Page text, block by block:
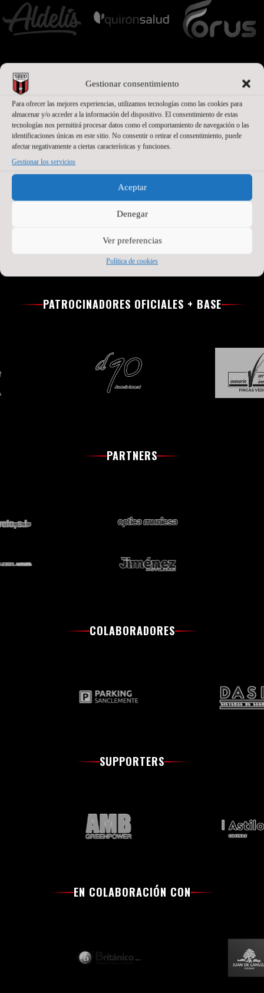
Gestionar consentimiento
Para ofrecer las mejores experiencias, utilizamos tecnologías como las cookies para
almacenar y/o acceder a la información del dispositivo. El consentimiento de estas
tecnologías nos permitirá procesar datos como el comportamiento de navegación o las
identificaciones únicas en este sitio. No consentir o retirar el consentimiento, puede
afectar negativamente a ciertas características y funciones.
Gestionar los servicios
Aceptar
Denegar
Ver preferencias
Política de cookies
PATROCINADORES
PATROCINADORES OFICIALES + BASE
PARTNERS
COLABORADORES
SUPPORTERS
EN COLABORACIÓN CON